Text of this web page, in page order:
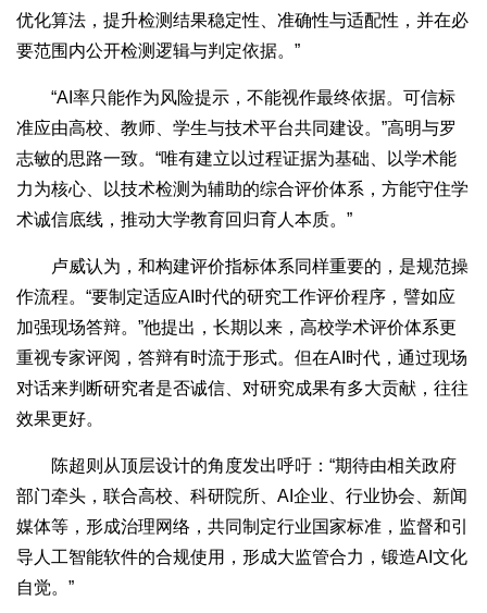
优化算法，提升检测结果稳定性、准确性与适配性，并在必
要范围内公开检测逻辑与判定依据。”
“AI率只能作为风险提示，不能视作最终依据。可信标
准应由高校、教师、学生与技术平台共同建设。”高明与罗
志敏的思路一致。“唯有建立以过程证据为基础、以学术能
力为核心、以技术检测为辅助的综合评价体系，方能守住学
术诚信底线，推动大学教育回归育人本质。”
卢威认为，和构建评价指标体系同样重要的，是规范操
作流程。“要制定适应AI时代的研究工作评价程序，譬如应
加强现场答辩。”他提出，长期以来，高校学术评价体系更
重视专家评阅，答辩有时流于形式。但在AI时代，通过现场
对话来判断研究者是否诚信、对研究成果有多大贡献，往往
效果更好。
陈超则从顶层设计的角度发出呼吁：“期待由相关政府
部门牵头，联合高校、科研院所、AI企业、行业协会、新闻
媒体等，形成治理网络，共同制定行业国家标准，监督和引
导人工智能软件的合规使用，形成大监管合力，锻造AI文化
自觉。”